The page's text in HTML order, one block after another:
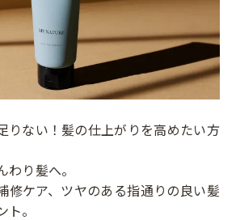
りない！髪の仕上がりを高めたい方
り髪へ。
修ケア、ツヤのある指通りの良い髪
。